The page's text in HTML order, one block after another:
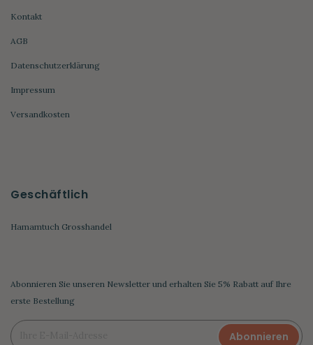
Kontakt
AGB
Datenschutzerklärung
Impressum
Versandkosten
Geschäftlich
Hamamtuch Grosshandel
Abonnieren Sie unseren Newsletter und erhalten Sie 5% Rabatt auf Ihre
erste Bestellung
Abonnieren